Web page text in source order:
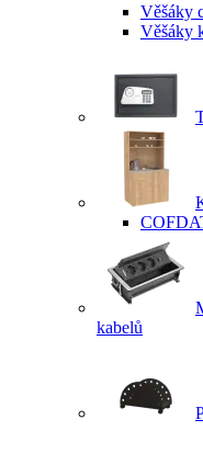
Věšáky
Věšáky
kabelů